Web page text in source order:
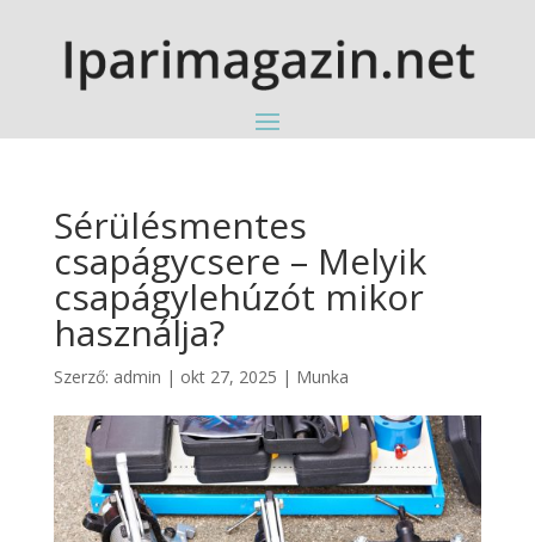
Sérülésmentes
csapágycsere – Melyik
csapágylehúzót mikor
használja?
Szerző: admin | okt 27, 2025 | Munka